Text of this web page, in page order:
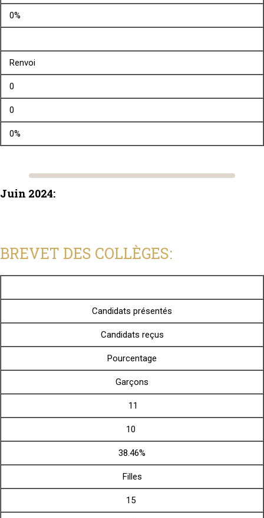
0%
Renvoi
0
0
0%
Juin 2024:
BREVET DES COLLÈGES:
Candidats présentés
Candidats reçus
Pourcentage
Garçons
11
10
38.46%
Filles
15